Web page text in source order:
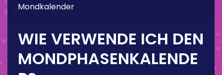
Mondkalender
WIE VERWENDE ICH DEN
MONDPHASENKALENDE